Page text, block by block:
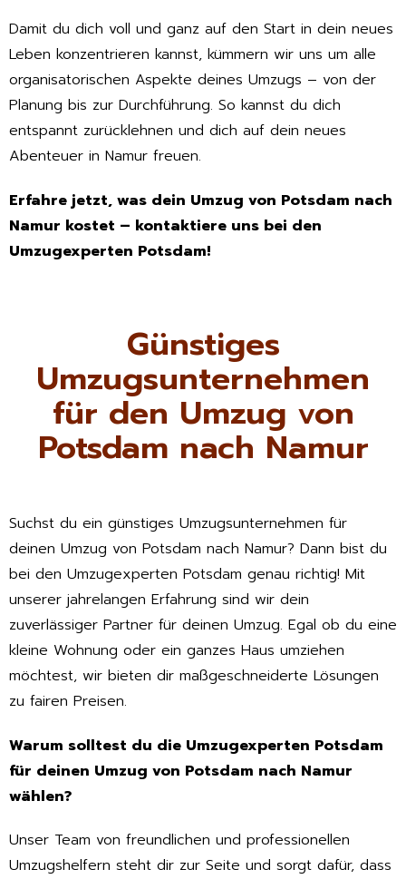
Damit du dich voll und ganz auf den Start in dein neues
Leben konzentrieren kannst, kümmern wir uns um alle
organisatorischen Aspekte deines Umzugs – von der
Planung bis zur Durchführung. So kannst du dich
entspannt zurücklehnen und dich auf dein neues
Abenteuer in Namur freuen.
Erfahre jetzt, was dein Umzug von Potsdam nach
Namur kostet – kontaktiere uns bei den
Umzugexperten Potsdam!
Günstiges
Umzugsunternehmen
für den Umzug von
Potsdam nach Namur
Suchst du ein günstiges Umzugsunternehmen für
deinen Umzug von Potsdam nach Namur? Dann bist du
bei den Umzugexperten Potsdam genau richtig! Mit
unserer jahrelangen Erfahrung sind wir dein
zuverlässiger Partner für deinen Umzug. Egal ob du eine
kleine Wohnung oder ein ganzes Haus umziehen
möchtest, wir bieten dir maßgeschneiderte Lösungen
zu fairen Preisen.
Warum solltest du die Umzugexperten Potsdam
für deinen Umzug von Potsdam nach Namur
wählen?
Unser Team von freundlichen und professionellen
Umzugshelfern steht dir zur Seite und sorgt dafür, dass